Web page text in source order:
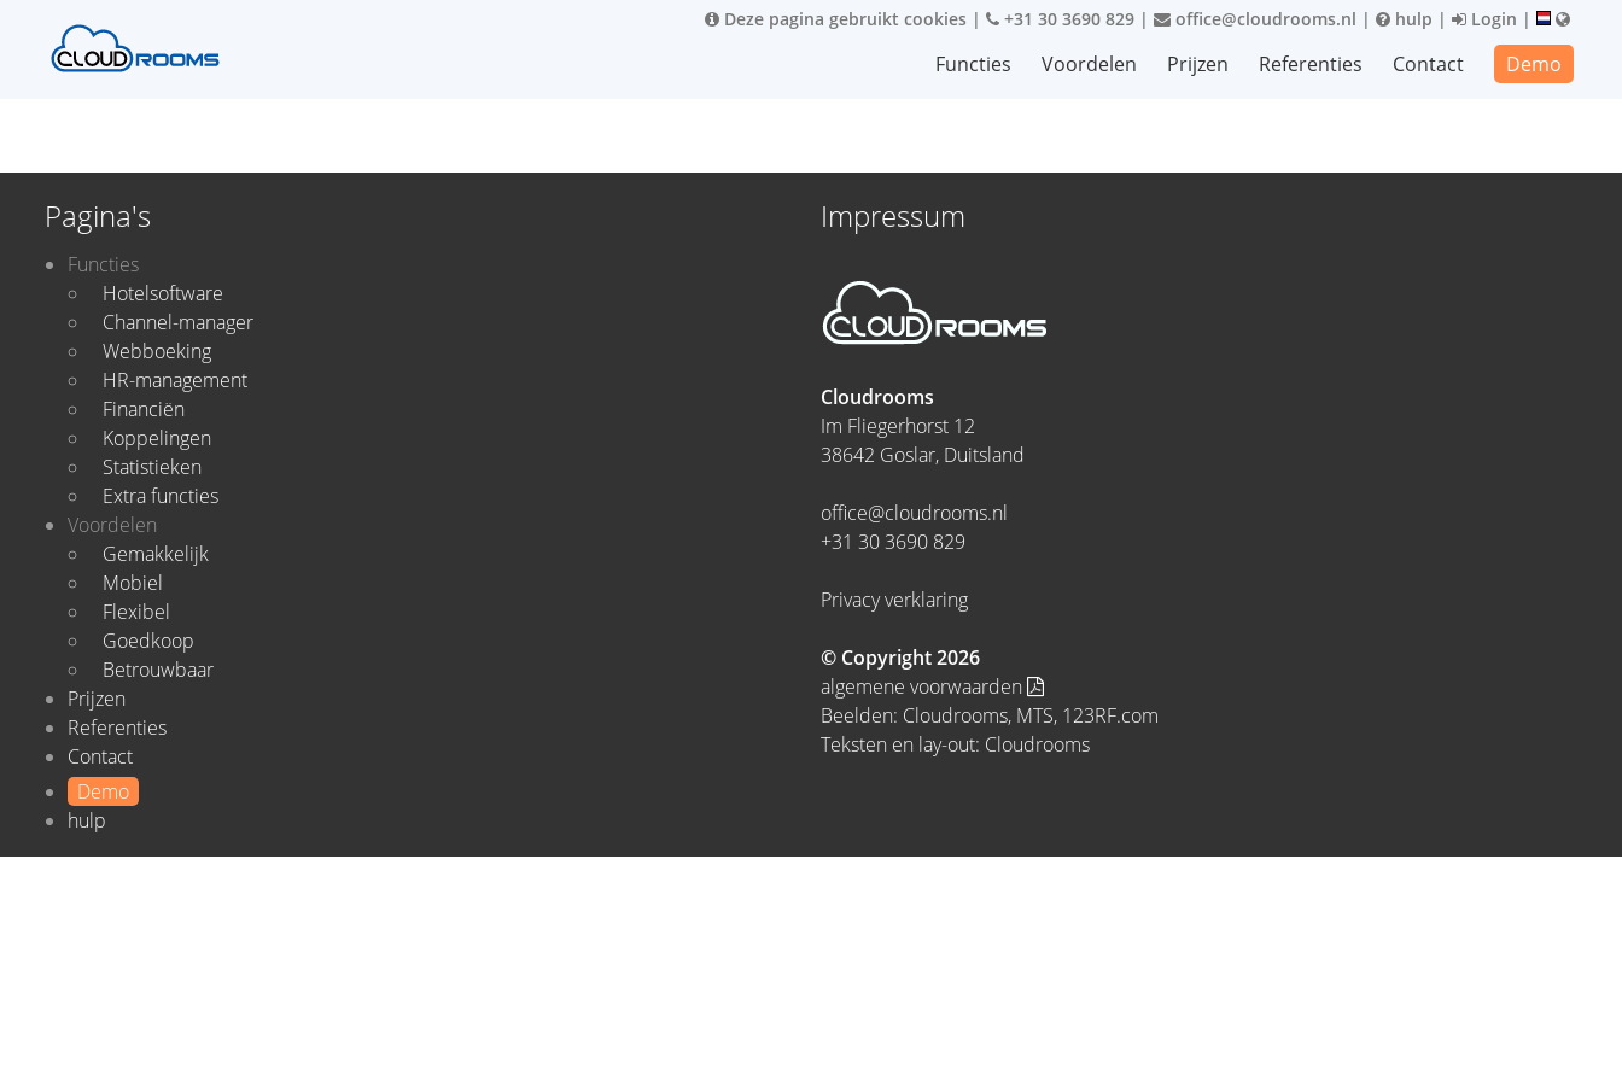
Deze pagina gebruikt cookies | +31 30 3690 829 | office@cloudrooms.nl | hulp | Login |
Functies Voordelen Prijzen Referenties Contact Demo
Pagina's
Functies
Hotelsoftware
Channel-manager
Webboeking
HR-management
Financiën
Koppelingen
Statistieken
Extra functies
Voordelen
Gemakkelijk
Mobiel
Flexibel
Goedkoop
Betrouwbaar
Prijzen
Referenties
Contact
Demo
hulp
Impressum
Cloudrooms
Im Fliegerhorst 12
38642 Goslar, Duitsland
office@cloudrooms.nl
+31 30 3690 829
Privacy verklaring
© Copyright 2026
algemene voorwaarden
Beelden: Cloudrooms, MTS, 123RF.com
Teksten en lay-out: Cloudrooms